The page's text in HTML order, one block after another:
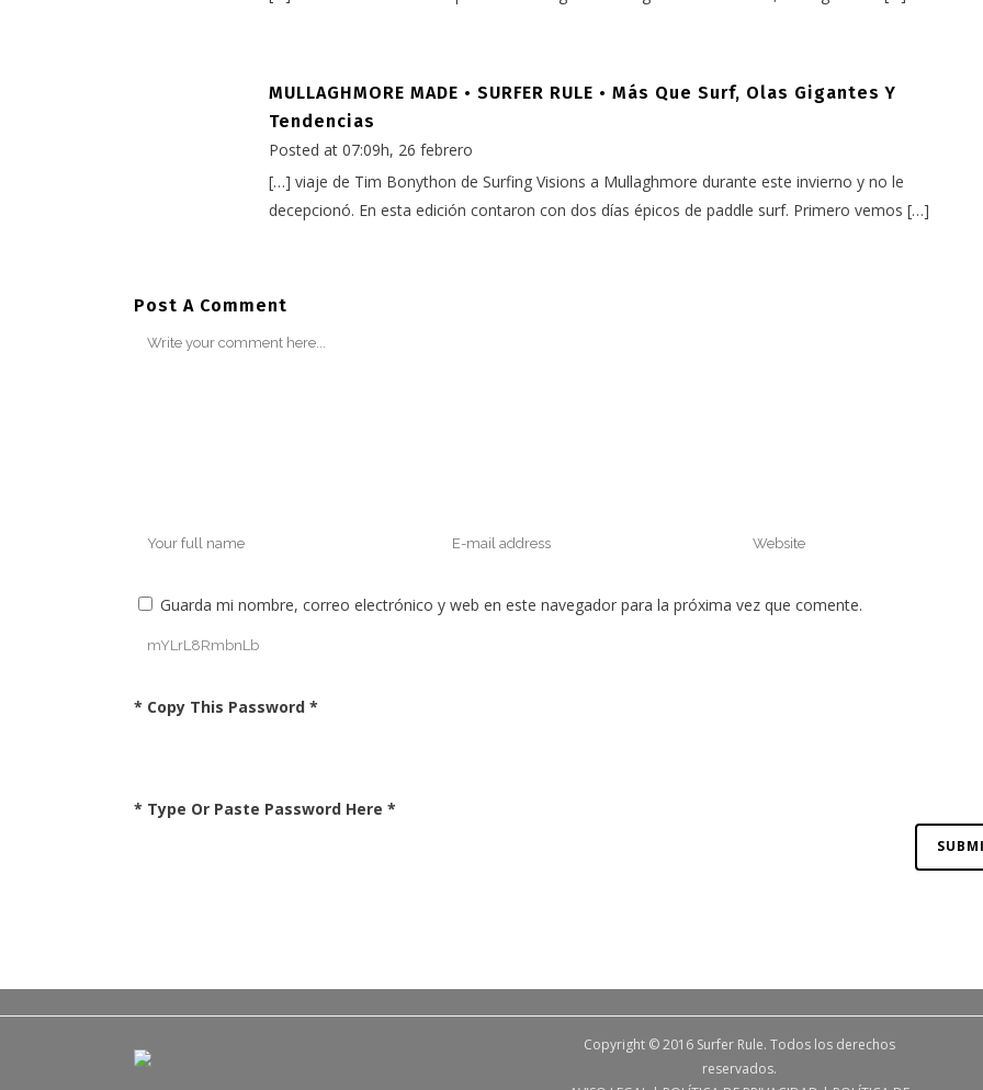
MULLAGHMORE MADE • SURFER RULE • Más Que Surf, Olas Gigantes Y
Tendencias
Posted at 07:09h, 26 febrero
[…] viaje de Tim Bonython de Surfing Visions a Mullaghmore durante este invierno y no le
decepcionó. En esta edición contaron con dos días épicos de paddle surf. Primero vemos […]
Post A Comment
Guarda mi nombre, correo electrónico y web en este navegador para la próxima vez que comente.
* Copy This Password *
* Type Or Paste Password Here *
Copyright © 2016 Surfer Rule. Todos los derechos
reservados.